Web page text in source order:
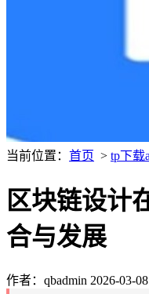
当前位置： 首页 > tp下载
区块链设计
合与发展
作者：qbadmin 2026-03-08